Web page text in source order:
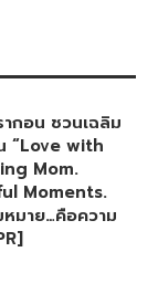
กอน ชวนเฉลิม
“Love with
Mom.
Moments.
หมาย…คือความ